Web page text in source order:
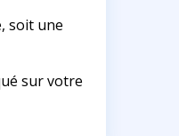
soit une
sur votre